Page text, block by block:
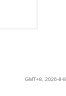
GMT+8, 2026-8-